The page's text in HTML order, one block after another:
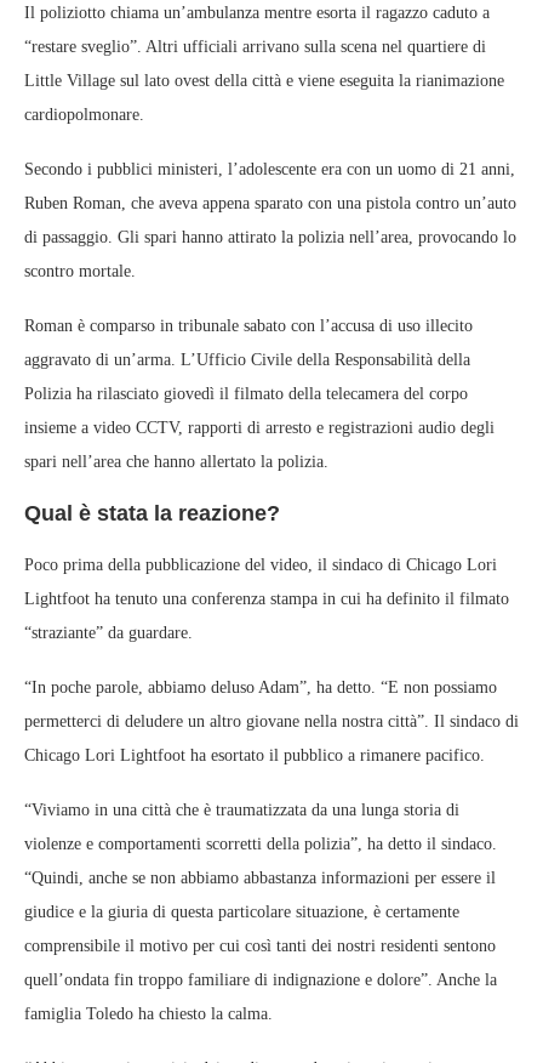
Il poliziotto chiama un’ambulanza mentre esorta il ragazzo caduto a
“restare sveglio”. Altri ufficiali arrivano sulla scena nel quartiere di
Little Village sul lato ovest della città e viene eseguita la rianimazione
cardiopolmonare.
Secondo i pubblici ministeri, l’adolescente era con un uomo di 21 anni,
Ruben Roman, che aveva appena sparato con una pistola contro un’auto
di passaggio. Gli spari hanno attirato la polizia nell’area, provocando lo
scontro mortale.
Roman è comparso in tribunale sabato con l’accusa di uso illecito
aggravato di un’arma. L’Ufficio Civile della Responsabilità della
Polizia ha rilasciato giovedì il filmato della telecamera del corpo
insieme a video CCTV, rapporti di arresto e registrazioni audio degli
spari nell’area che hanno allertato la polizia.
Qual è stata la reazione?
Poco prima della pubblicazione del video, il sindaco di Chicago Lori
Lightfoot ha tenuto una conferenza stampa in cui ha definito il filmato
“straziante” da guardare.
“In poche parole, abbiamo deluso Adam”, ha detto. “E non possiamo
permetterci di deludere un altro giovane nella nostra città”. Il sindaco di
Chicago Lori Lightfoot ha esortato il pubblico a rimanere pacifico.
“Viviamo in una città che è traumatizzata da una lunga storia di
violenze e comportamenti scorretti della polizia”, ​​ha detto il sindaco.
“Quindi, anche se non abbiamo abbastanza informazioni per essere il
giudice e la giuria di questa particolare situazione, è certamente
comprensibile il motivo per cui così tanti dei nostri residenti sentono
quell’ondata fin troppo familiare di indignazione e dolore”. Anche la
famiglia Toledo ha chiesto la calma.